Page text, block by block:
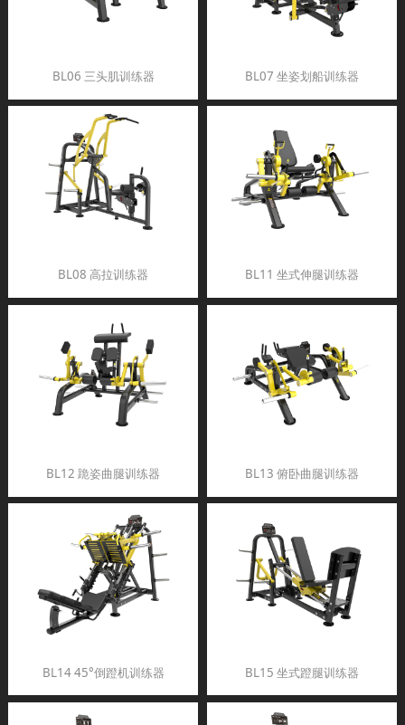
BL06 三头肌训练器 BL07 坐姿划船训练器
BL08 高拉训练器 BL11 坐式伸腿训练器
BL12 跪姿曲腿训练器 BL13 俯卧曲腿训练器
BL14 45°倒蹬机训练器 BL15 坐式蹬腿训练器